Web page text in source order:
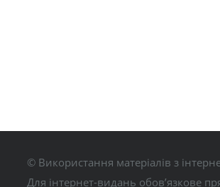
© Використання матеріалів з
Для інтернет-видань обов’язкове